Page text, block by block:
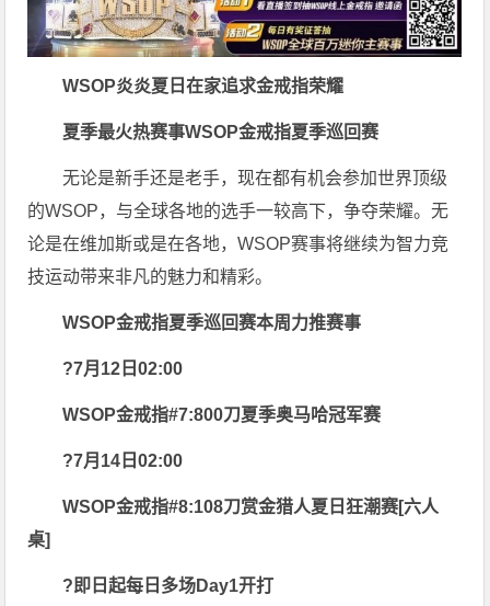
WSOP炎炎夏日在家追求金戒指荣耀
夏季最火热赛事WSOP金戒指夏季巡回赛
无论是新手还是老手，现在都有机会参加世界顶级
的WSOP，与全球各地的选手一较高下，争夺荣耀。无
论是在维加斯或是在各地，WSOP赛事将继续为智力竞
技运动带来非凡的魅力和精彩。
WSOP金戒指夏季巡回赛本周力推赛事
?7月12日02:00
WSOP金戒指#7:800刀夏季奥马哈冠军赛
?7月14日02:00
WSOP金戒指#8:108刀赏金猎人夏日狂潮赛[六人
桌]
?即日起每日多场Day1开打